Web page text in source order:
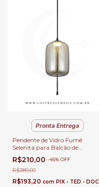
Pronta Entrega
Pendente de Vidro Fumê
Selenita para Balcão de
Cozinha, Quartos e Lavabo
R$210,00 -45% OFF
R$380,00
R$193,20 com PIX • TED • DOC